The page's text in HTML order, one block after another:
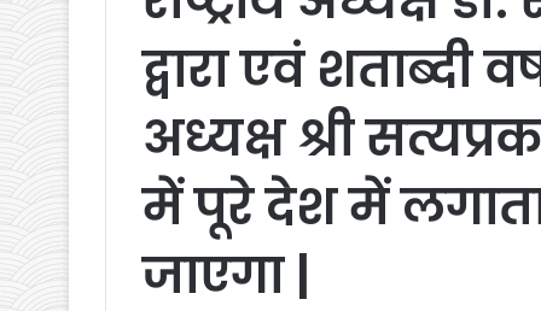
द्वारा एवं शताब्दी
अध्यक्ष श्री
में पूरे देश में
जाएगा |